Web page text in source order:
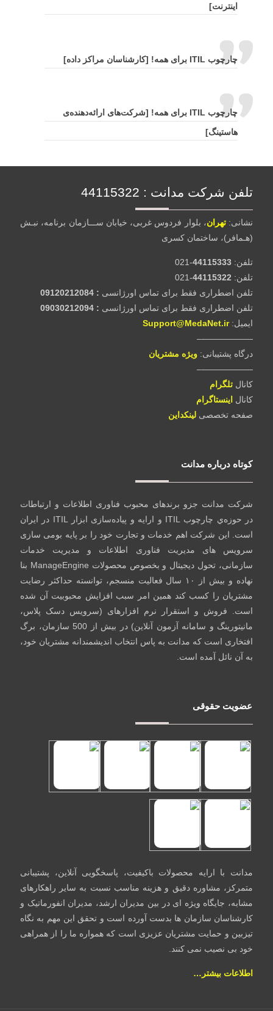
اینترنت]
چارچوب ITIL برای همه! [کارشناسان مراکز داده]
چارچوب ITIL برای همه! [شرکت‌های ارائه‌دهنده‌ی
هاستینگ]
تلفن شرکت مدانت :‌ 44115322
نشانی:تهران، بلوار فردوس غربی، خیابان ســـازمان برنامه، نبـش
(هـمافر)، ساختمان کسری
تلفن:‌ 44115333
-021
تلفن:‌ 44115322
-021
تلفن اضطراری فقط برای تماس اورژانسی : 09120212084
تلفن اضطراری فقط برای تماس اورژانسی : 09030212094
ایمیل:Support@MedaNet.ir
——————–
درگاه پشتیبانی: ويژه مشتریان
——————–
کانال تلگرام
کانال اینستاگرام
صفحه تخصصی لینکداین
کوتاه درباره مدانت
شرکت مدانت جزو برندهای محبوب فناوری اطلاعات و ارتباطات
در حوزه‌ي چارچوب ITIL و ارایه و پیاده‌سازی ابزار ITIL در ایران
است. این شرکت اهم خدمات و تجارت خود را بر پایه بومی سازی
سرویس های مدیریت فناوری اطلاعات و مدیریت خدمات
سازمانی، تحول دیجیتال و بخصوص محصولات ManageEngine بنا
نهاده و بیش از ۱۰ سال فعالیت منسجم، توانسته حداکثر رضایت
مشتریان را کسب کند همین امر سبب افزایش محبوبیت آن شده
است. فروش و استقرار نرم افزارهای (سرویس دسک پلاس،
مانیتورینگ و سامانه آزمون آنلاین) در بیش از 500 سازمان، برگ
افتخاری است که مدانت به پاس انتخاب اندیشمندانه مشتریان خود،
به آن نائل آمده است.
عضویت حقوقی
مدانت با ارایه محصولات باکیفیت، پاسخگویی آنلاین، پشتیبانی
متمرکز، مشاوره دقیق و هزینه مناسب نسبت به سایر راهکارهای
مشابه، جایگاه ویژه ای در بین مدیران ارشد، مدیران انفورماتیک و
کارشناسان سازمان ها بدست آورده است و تحقق این مهم به نگاه
تیزبین و حمایت مشتریان عزیزی است که همواره ما را از همراهی
خود بی نصیب نمی کنند.
اطلاعات بیشتر…